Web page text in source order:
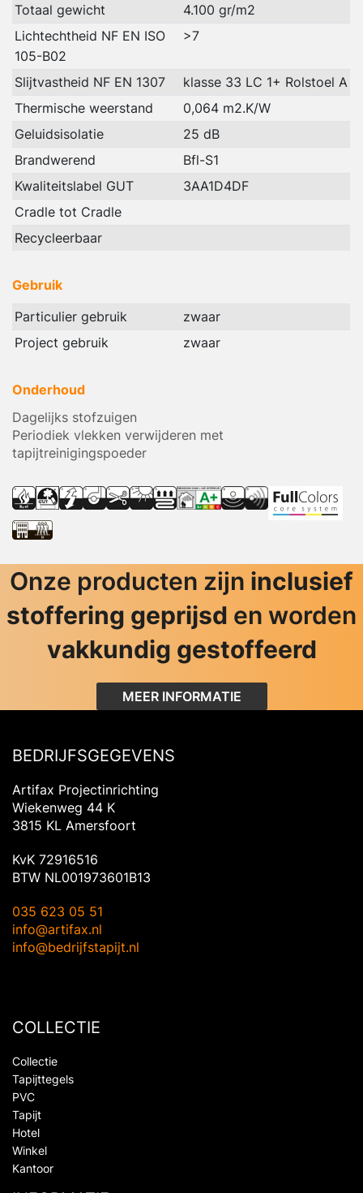
Totaal gewicht
4.100 gr/m2
Lichtechtheid NF EN ISO
105-B02
>7
Slijtvastheid NF EN 1307
klasse 33 LC 1+ Rolstoel A
Thermische weerstand
0,064 m2.K/W
Geluidsisolatie
25 dB
Brandwerend
Bfl-S1
Kwaliteitslabel GUT
3AA1D4DF
Cradle tot Cradle
Recycleerbaar
Gebruik
Particulier gebruik
zwaar
Project gebruik
zwaar
Onderhoud
Dagelijks stofzuigen
Periodiek vlekken verwijderen met
tapijtreinigingspoeder
Onze producten zijn inclusief
stoffering geprijsd en worden
vakkundig gestoffeerd
MEER INFORMATIE
BEDRIJFSGEGEVENS
Artifax Projectinrichting
Wiekenweg 44 K
3815 KL Amersfoort
KvK 72916516
BTW NL001973601B13
035 623 05 51
info@artifax.nl
info@bedrijfstapijt.nl
COLLECTIE
Collectie
Tapijttegels
PVC
Tapijt
Hotel
Winkel
Kantoor